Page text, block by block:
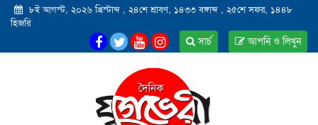
৮ই আগস্ট, ২০২৬ খ্রিস্টাব্দ , ২৪শে শ্রাবণ, ১৪৩৩ বঙ্গাব্দ , ২৫শে সফর, ১৪৪৮
হিজরি
আপনি ও লিখুন
সার্চ